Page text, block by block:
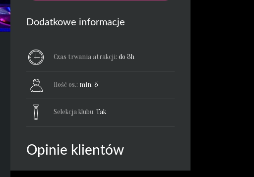
Dodatkowe informacje
Czas trwania atrakcji:do 3h
Ilość os.: min. 5
Selekcja klubu:Tak
Opinie klientów